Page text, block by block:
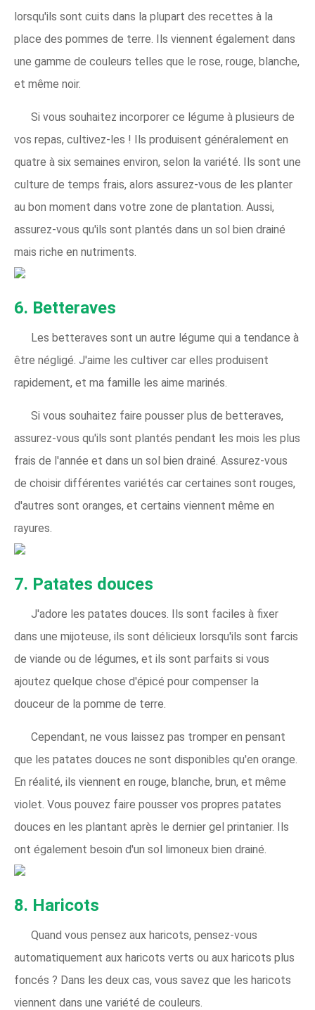
lorsqu'ils sont cuits dans la plupart des recettes à la
place des pommes de terre. Ils viennent également dans
une gamme de couleurs telles que le rose, rouge, blanche,
et même noir.
Si vous souhaitez incorporer ce légume à plusieurs de
vos repas, cultivez-les ! Ils produisent généralement en
quatre à six semaines environ, selon la variété. Ils sont une
culture de temps frais, alors assurez-vous de les planter
au bon moment dans votre zone de plantation. Aussi,
assurez-vous qu'ils sont plantés dans un sol bien drainé
mais riche en nutriments.
6. Betteraves
Les betteraves sont un autre légume qui a tendance à
être négligé. J'aime les cultiver car elles produisent
rapidement, et ma famille les aime marinés.
Si vous souhaitez faire pousser plus de betteraves,
assurez-vous qu'ils sont plantés pendant les mois les plus
frais de l'année et dans un sol bien drainé. Assurez-vous
de choisir différentes variétés car certaines sont rouges,
d'autres sont oranges, et certains viennent même en
rayures.
7. Patates douces
J'adore les patates douces. Ils sont faciles à fixer
dans une mijoteuse, ils sont délicieux lorsqu'ils sont farcis
de viande ou de légumes, et ils sont parfaits si vous
ajoutez quelque chose d'épicé pour compenser la
douceur de la pomme de terre.
Cependant, ne vous laissez pas tromper en pensant
que les patates douces ne sont disponibles qu'en orange.
En réalité, ils viennent en rouge, blanche, brun, et même
violet. Vous pouvez faire pousser vos propres patates
douces en les plantant après le dernier gel printanier. Ils
ont également besoin d'un sol limoneux bien drainé.
8. Haricots
Quand vous pensez aux haricots, pensez-vous
automatiquement aux haricots verts ou aux haricots plus
foncés ? Dans les deux cas, vous savez que les haricots
viennent dans une variété de couleurs.